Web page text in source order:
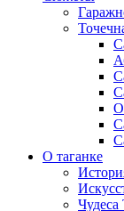
О таганке
Чудеса